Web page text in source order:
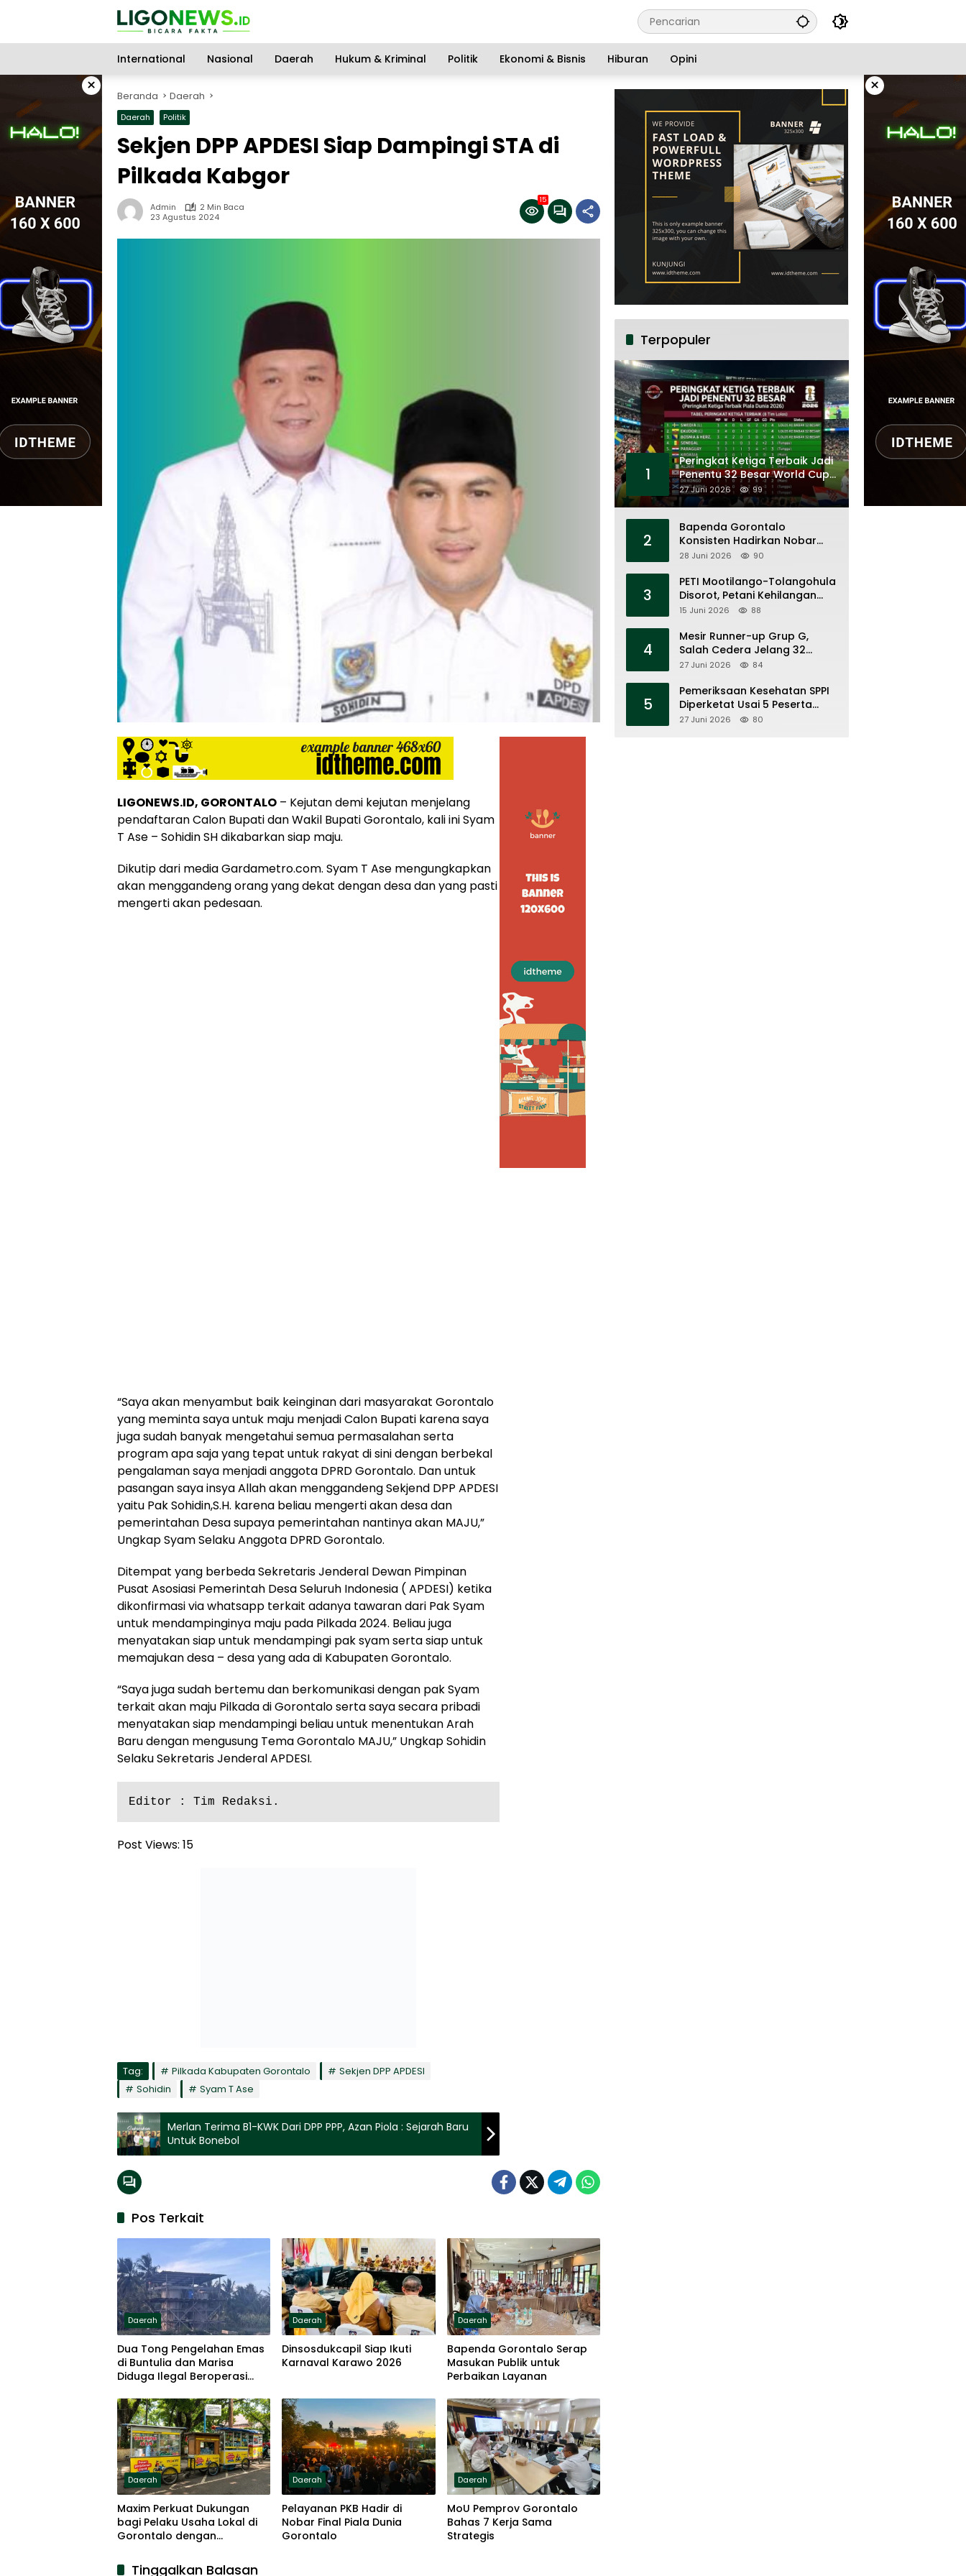
International
Nasional Daerah Hukum & Kriminal Politik Ekonomi & Bisnis Hiburan Opini
× ×
Beranda Daerah
Daerah Politik
Sekjen DPP APDESI Siap Dampingi STA di
Pilkada Kabgor
Admin
2 Min Baca
23 Agustus 2024
15
LIGONEWS.ID, GORONTALO – Kejutan demi kejutan menjelang
pendaftaran Calon Bupati dan Wakil Bupati Gorontalo, kali ini Syam
T Ase – Sohidin SH dikabarkan siap maju.
Dikutip dari media Gardametro.com. Syam T Ase mengungkapkan
akan menggandeng orang yang dekat dengan desa dan yang pasti
mengerti akan pedesaan.
“Saya akan menyambut baik keinginan dari masyarakat Gorontalo
yang meminta saya untuk maju menjadi Calon Bupati karena saya
juga sudah banyak mengetahui semua permasalahan serta
program apa saja yang tepat untuk rakyat di sini dengan berbekal
pengalaman saya menjadi anggota DPRD Gorontalo. Dan untuk
pasangan saya insya Allah akan menggandeng Sekjend DPP APDESI
yaitu Pak Sohidin,S.H. karena beliau mengerti akan desa dan
pemerintahan Desa supaya pemerintahan nantinya akan MAJU,”
Ungkap Syam Selaku Anggota DPRD Gorontalo.
Ditempat yang berbeda Sekretaris Jenderal Dewan Pimpinan
Pusat Asosiasi Pemerintah Desa Seluruh Indonesia ( APDESI) ketika
dikonfirmasi via whatsapp terkait adanya tawaran dari Pak Syam
untuk mendampinginya maju pada Pilkada 2024. Beliau juga
menyatakan siap untuk mendampingi pak syam serta siap untuk
memajukan desa – desa yang ada di Kabupaten Gorontalo.
“Saya juga sudah bertemu dan berkomunikasi dengan pak Syam
terkait akan maju Pilkada di Gorontalo serta saya secara pribadi
menyatakan siap mendampingi beliau untuk menentukan Arah
Baru dengan mengusung Tema Gorontalo MAJU,” Ungkap Sohidin
Selaku Sekretaris Jenderal APDESI.
Editor : Tim Redaksi.
Post Views: 15
Tag: Pilkada Kabupaten Gorontalo
Sekjen DPP APDESI
Sohidin
Syam T Ase
Merlan Terima B1-KWK Dari DPP PPP, Azan Piola : Sejarah Baru
Untuk Bonebol
Pos Terkait
Daerah
Dua Tong Pengelahan Emas
di Buntulia dan Marisa
Diduga Ilegal Beroperasi
Daerah
Dinsosdukcapil Siap Ikuti
Karnaval Karawo 2026
Daerah
Bapenda Gorontalo Serap
Masukan Publik untuk
Perbaikan Layanan
Daerah
Maxim Perkuat Dukungan
bagi Pelaku Usaha Lokal di
Gorontalo dengan
dan Kebersihan Pasar
Daerah
Pelayanan PKB Hadir di
Nobar Final Piala Dunia
Gorontalo
Daerah
MoU Pemprov Gorontalo
Bahas 7 Kerja Sama
Strategis
Tinggalkan Balasan
Terpopuler
1
Peringkat Ketiga Terbaik Jadi
Penentu 32 Besar World Cup
2026
27 Juni 2026 99
2
Bapenda Gorontalo
Konsisten Hadirkan Nobar
Piala Dunia, Layanan Pajak,
28 Juni 2026 90
3
PETI Mootilango-Tolangohula
Disorot, Petani Kehilangan
Lahan Saat Pemerintah Fokus
15 Juni 2026 88
4
Mesir Runner-up Grup G,
Salah Cedera Jelang 32
Besar
27 Juni 2026 84
5
Pemeriksaan Kesehatan SPPI
Diperketat Usai 5 Peserta
Meninggal
27 Juni 2026 80